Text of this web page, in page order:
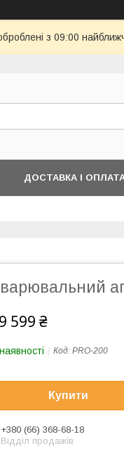
з 09:00
ДОСТАВКА І
599 ₴
Код: PRO-200
Купити
+380 (66) 368-68-18
Відділ продажів